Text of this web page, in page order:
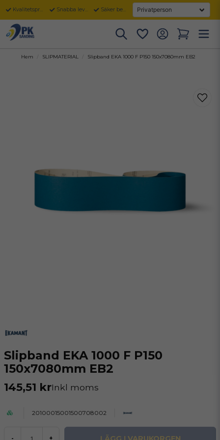
Kvalitetsprodukter Snabba leveranser Säker betalning
Hem SLIPMATERIAL Slipband EKA 1000 F P150 150x7080mm EB2
Slipband EKA 1000 F P150
150x7080mm EB2
145,51 krInkl moms
20100015001500708002
- +